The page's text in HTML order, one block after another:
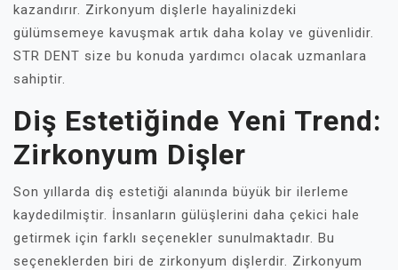
kazandırır. Zirkonyum dişlerle hayalinizdeki
gülümsemeye kavuşmak artık daha kolay ve güvenlidir.
STR DENT size bu konuda yardımcı olacak uzmanlara
sahiptir.
Diş Estetiğinde Yeni Trend:
Zirkonyum Dişler
Son yıllarda diş estetiği alanında büyük bir ilerleme
kaydedilmiştir. İnsanların gülüşlerini daha çekici hale
getirmek için farklı seçenekler sunulmaktadır. Bu
seçeneklerden biri de zirkonyum dişlerdir. Zirkonyum